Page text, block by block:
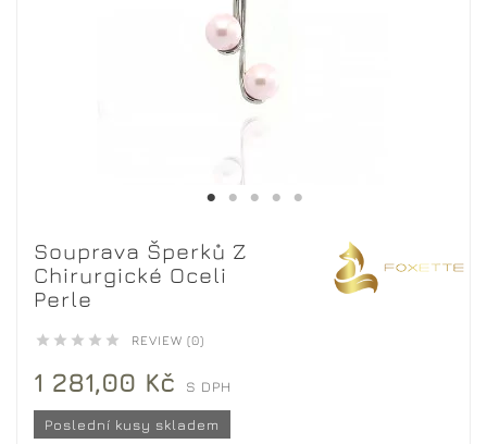
Souprava Šperků Z
Chirurgické Oceli
Perle
     REVIEW (0)
1 281,00 Kč S DPH
Poslední kusy skladem